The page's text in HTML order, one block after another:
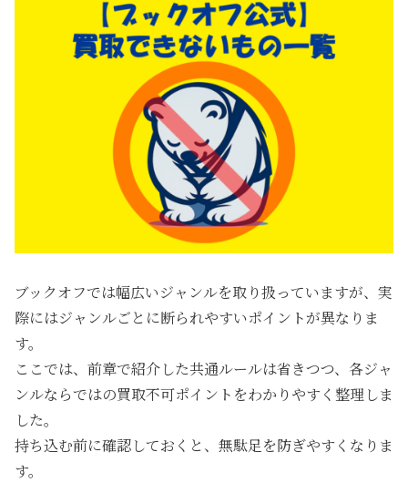
ブックオフでは幅広いジャンルを取り扱っていますが、実
際にはジャンルごとに断られやすいポイントが異なりま
す。
ここでは、前章で紹介した共通ルールは省きつつ、各ジャ
ンルならではの買取不可ポイントをわかりやすく整理しま
した。
持ち込む前に確認しておくと、無駄足を防ぎやすくなりま
す。